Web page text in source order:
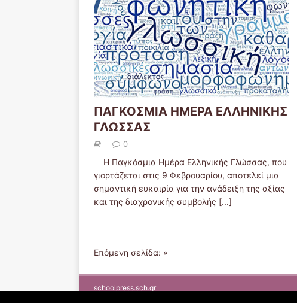
ΠΑΓΚΟΣΜΙΑ ΗΜΕΡΑ ΕΛΛΗΝΙΚΗΣ
ΓΛΩΣΣΑΣ
0
Η Παγκόσμια Ημέρα Ελληνικής Γλώσσας, που
γιορτάζεται στις 9 Φεβρουαρίου, αποτελεί μια
σημαντική ευκαιρία για την ανάδειξη της αξίας
και της διαχρονικής συμβολής [...]
Επόμενη σελίδα: »
schoolpress.sch.gr